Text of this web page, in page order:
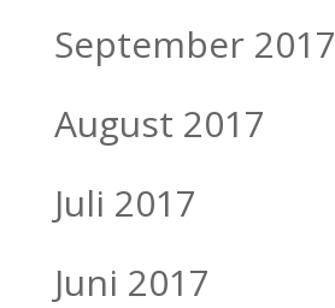
September 2017
August 2017
Juli 2017
Juni 2017